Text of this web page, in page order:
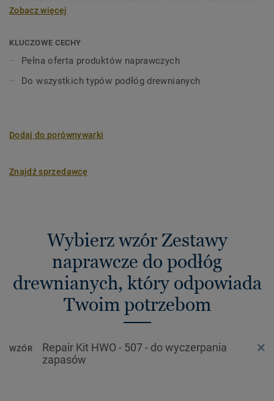
ich idealnym odcieniem oraz zabezpieczenie warstwą
Zobacz więcej
KLUCZOWE CECHY
Pełna oferta produktów naprawczych
Do wszystkich typów podłóg drewnianych
Dodaj do porównywarki
Znajdź sprzedawcę
Wybierz wzór Zestawy
naprawcze do podłóg
drewnianych, który odpowiada
Twoim potrzebom
WZÓR
Repair Kit HWO - 507 - do wyczerpania
zapasów